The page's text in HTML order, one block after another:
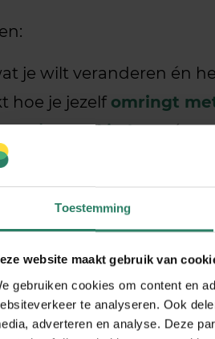
Toestemming
website maakt gebruik van
gebruiken cookies om content en
te analyseren. Ook
adverteren en analyse. Deze
je wilt veranderen én
hoe je jezelf omringt
je goed in bentén
wat je energie
wensen en doelen als
periodes voel je je